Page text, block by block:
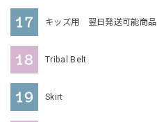
キッズ用 翌日発送可能商品
Tribal Belt
Skirt